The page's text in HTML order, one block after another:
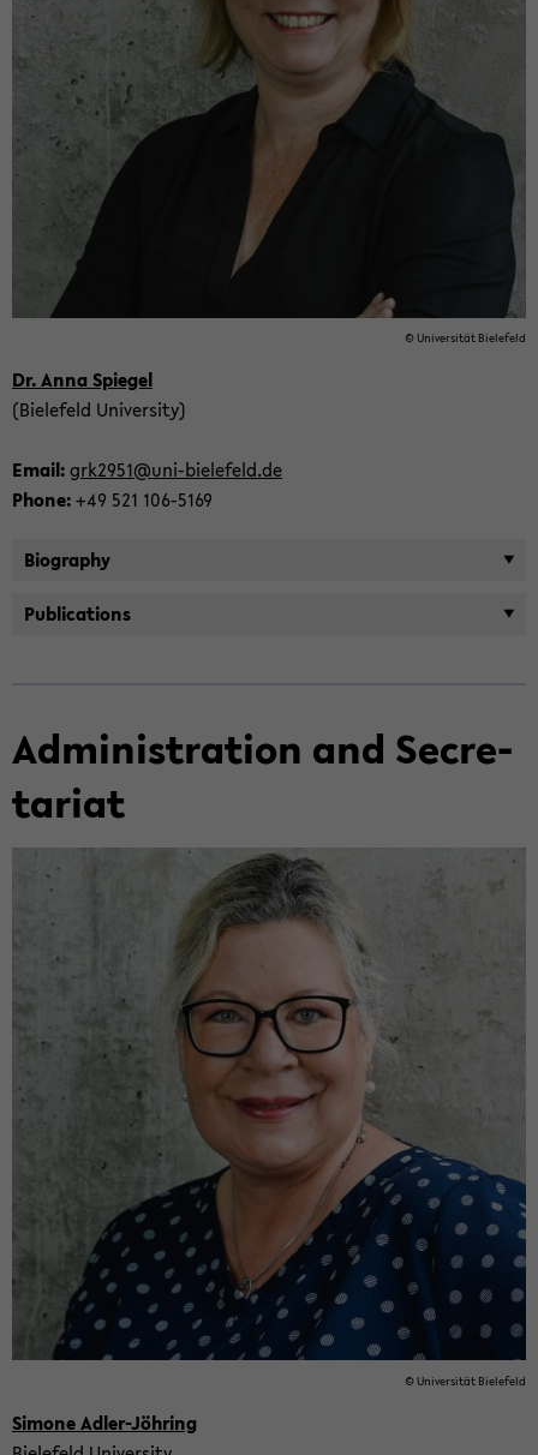
© Uni­ver­sität Biele­feld
Dr. Anna Spiegel
(Biele­feld Uni­ver­sity)
Email:grk2951@uni-​bielefeld.de
Phone:+49 521 106-​5169
Bi­og­ra­phy
Pub­li­ca­tions
Ad­min­is­tra­tion and Sec­re­
tariat
© Uni­ver­sität Biele­feld
Si­mone Adler-​Jöhring